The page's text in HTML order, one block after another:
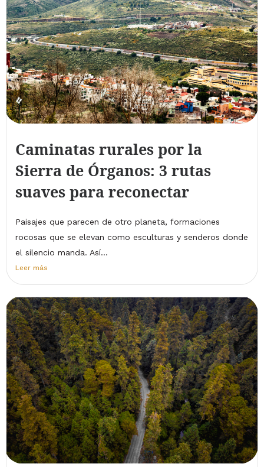
Caminatas rurales por la
Sierra de Órganos: 3 rutas
suaves para reconectar
Paisajes que parecen de otro planeta, formaciones
rocosas que se elevan como esculturas y senderos donde
el silencio manda. Así...
Leer más